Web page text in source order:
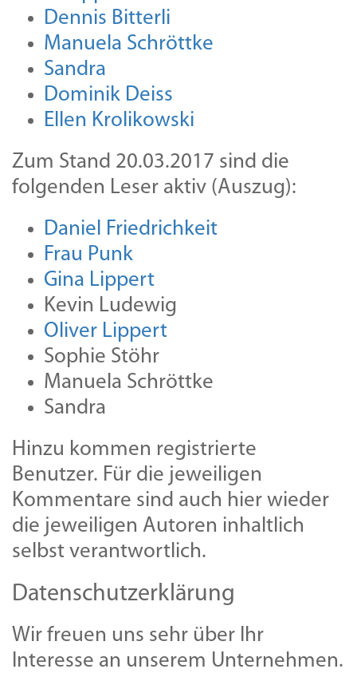
Dennis Bitterli
Manuela Schröttke
Sandra
Dominik Deiss
Ellen Krolikowski
Zum Stand 20.03.2017 sind die
folgenden Leser aktiv (Auszug):
Daniel Friedrichkeit
Frau Punk
Gina Lippert
Kevin Ludewig
Oliver Lippert
Sophie Stöhr
Manuela Schröttke
Sandra
Hinzu kommen registrierte
Benutzer. Für die jeweiligen
Kommentare sind auch hier wieder
die jeweiligen Autoren inhaltlich
selbst verantwortlich.
Datenschutzerklärung
Wir freuen uns sehr über Ihr
Interesse an unserem Unternehmen.